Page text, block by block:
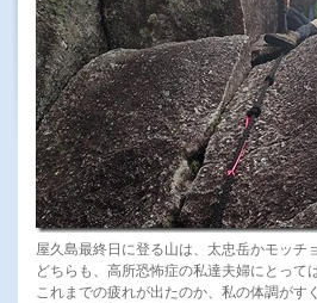
屋久島最終日に登る山は、太忠岳かモッチ
どちらも、高所恐怖症の私達夫婦にとって
これまでの疲れが出たのか、私の体調が